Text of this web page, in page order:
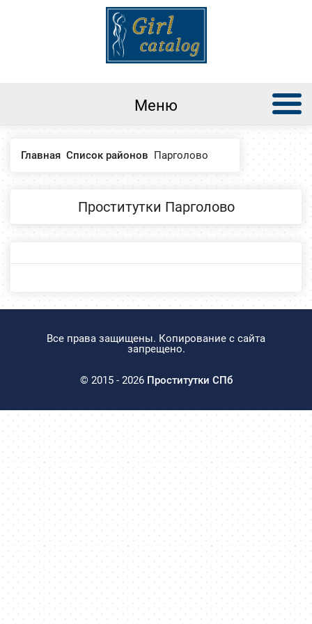
Меню
Главная Список районов Парголово
Проститутки Парголово
Все права защищены. Копирование с сайта
запрещено.
© 2015 - 2026 Проститутки СПб